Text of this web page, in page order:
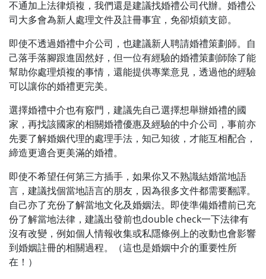
不通加上法律煩複，我們還是建議找婚禮公司代辦。婚禮公
司大多會為新人處理文件及註冊事宜，免卻煩鎖支節。
即使不透過婚禮中介公司，也建議新人聘請婚禮策劃師。自
己落手落腳跟進固然好，但一位有經驗的婚禮策劃師除了能
幫助你處理煩複的事情，還能提供專業意見，透過他的經驗
可以讓你的婚禮更完美。
選擇婚禮中介也有竅門，建議先自己選擇想舉辦婚禮的國
家，再找該國家的相關婚禮優惠及經驗的中介公司，事前亦
先要了解婚姻代理的處理手法，知己知彼，才能互相配合，
締造更適合更美滿的婚禮。
即使不希望任何第三方插手，如果你又不熟識結婚當地語
言，建議找個當地語言的朋友，因為很多文件都需要翻譯。
自己亦了充份了解當地文化及婚姻法。即使準備婚禮前已充
份了解當地法律，建議出發前也double check一下法律有
沒有改變，例如個人情報收集或私隱條例上的改動也會影響
到婚姻註冊的相關過程。（這也是婚姻中介的重要性所
在！）